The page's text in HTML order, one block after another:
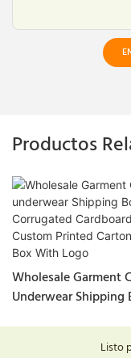
Productos
Wholesale Garment
Underwear Shipping
Listo